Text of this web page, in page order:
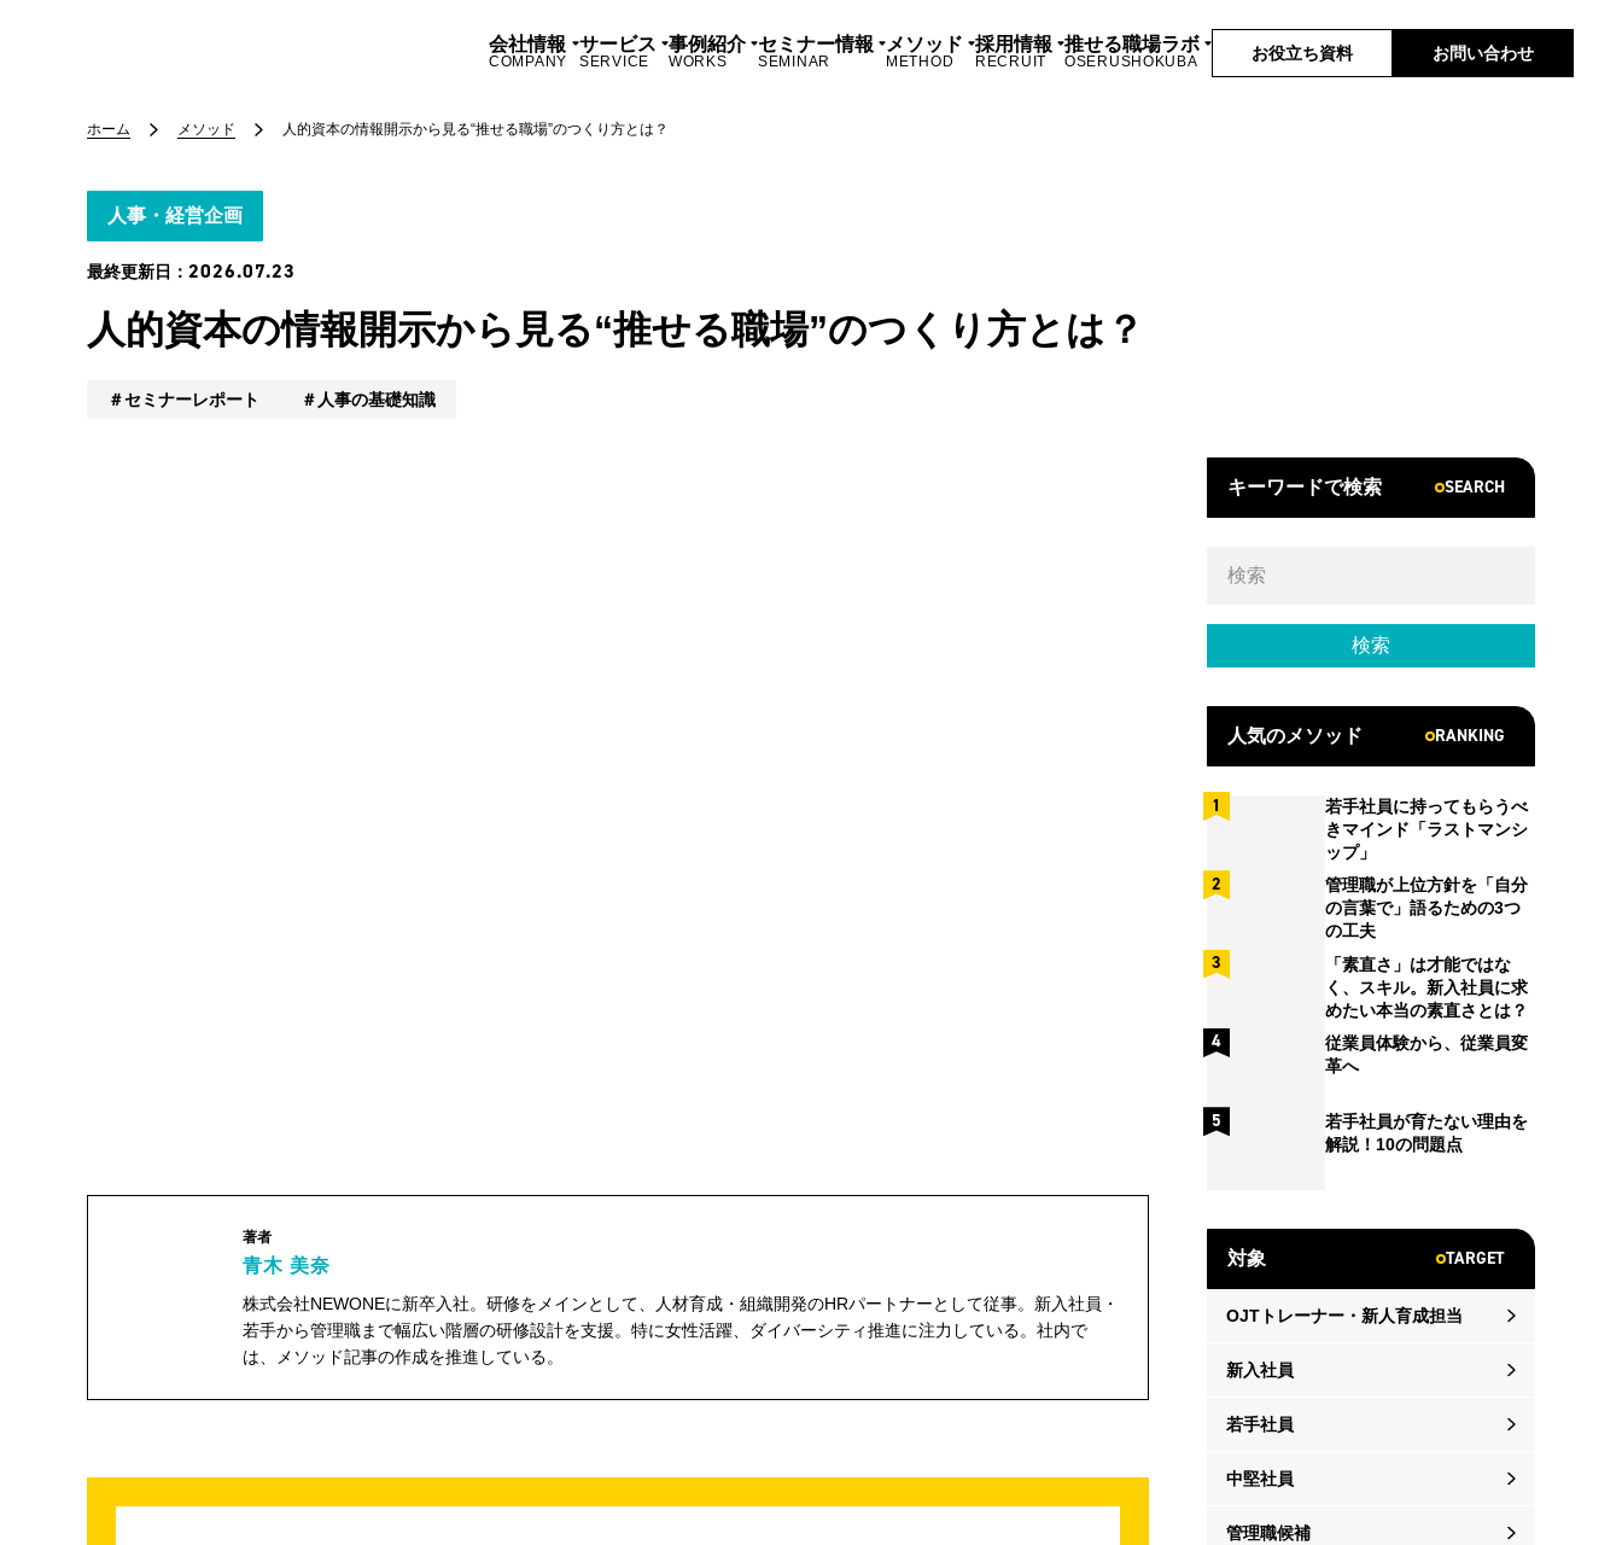
会社情報
COMPANY
サービス
SERVICE
事例紹介
WORKS
セミナー情報
SEMINAR
メソッド
METHOD
採用情報
RECRUIT
推せる職場ラボ
OSERUSHOKUBA お役立ち資料 お問い合わせ
ホーム メソッド 人的資本の情報開示から見る“推せる職場”のつくり方とは？
人事・経営企画
最終更新日： 2026.07.23
人的資本の情報開示から見る“推せる職場”のつくり方とは？
セミナーレポート 人事の基礎知識
width="104"
著者
青木 美奈
株式会社NEWONEに新卒入社。研修をメインとして、人材育成・組織開発のHRパートナーとして従事。新入社員・
若手から管理職まで幅広い階層の研修設計を支援。特に女性活躍、ダイバーシティ推進に注力している。社内で
は、メソッド記事の作成を推進している。
キーワードで検索 SEARCH
人気のメソッド RANKING
若手社員に持ってもらうべ
きマインド「ラストマンシ
ップ」
管理職が上位方針を「自分
の言葉で」語るための3つ
の工夫
「素直さ」は才能ではな
く、スキル。新入社員に求
めたい本当の素直さとは？
従業員体験から、従業員変
革へ
若手社員が育たない理由を
解説！10の問題点
対象 TARGET
OJTトレーナー・新人育成担当
新入社員
若手社員
中堅社員
管理職候補